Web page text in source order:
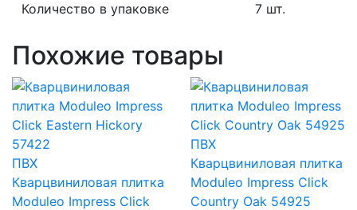
Количество в упаковке 7 шт.
Похожие товары
ПВХ
Кварцвиниловая плитка
Moduleo Impress Click
ПВХ
Кварцвиниловая плитка
Moduleo Impress Click
Country Oak 54925